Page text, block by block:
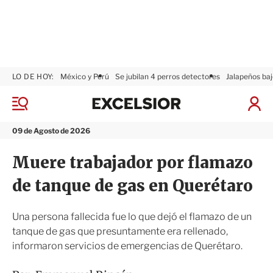
M
n
09 de Agosto de 2026
LO DE HOY: México y Perú Se jubilan 4 perros detectores Jalapeños
I
x
i
o
r
Muere trabajador por flamazo
de tanque de gas en Querétaro
Una persona fallecida fue lo que dejó el flamazo de un
tanque de gas que presuntamente era rellenado,
informaron servicios de emergencias de Querétaro.